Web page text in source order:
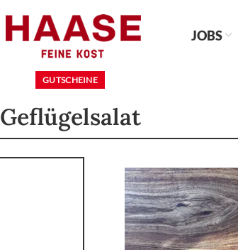
JOBS
GUTSCHEINE
Geflügelsalat